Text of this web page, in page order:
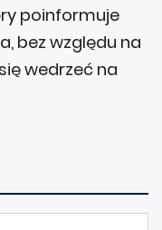
poinformuje
bez względu na
wedrzeć na